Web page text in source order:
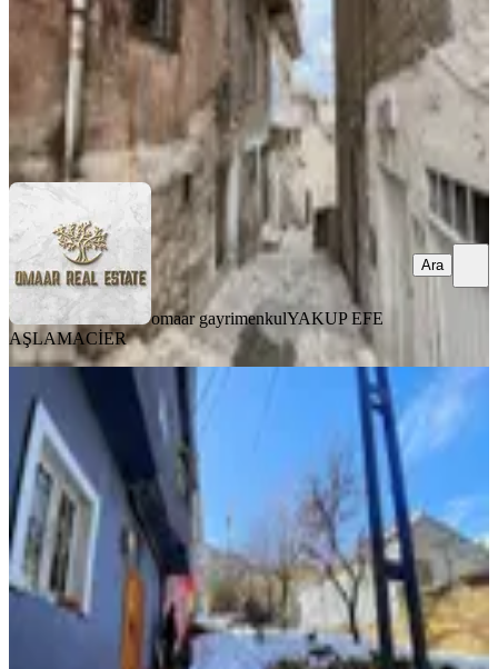
2.650.000 ₺
omaar gayrimenkul YAKUP EFE AŞLAMACİER
Ara
omaar gayrimenkulYAKUP EFE
AŞLAMACİER
Ara
Savur Kapı İmam Hatip Lisesi Civarı
Ka 2+1 Ev Ve Arsası
Artuklu, Savurkapı Mahallesi
2+1· 276 m² 06.04.2026
1.089.000 ₺
isbay emlak ve otomotivOktay Özçelik